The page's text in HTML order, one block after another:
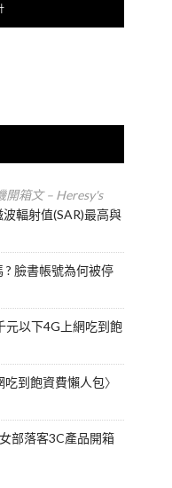
開箱文 – Heresy's
波輻射值(SAR)最高與
? 臉書帳號為何被停
元以下4G上網吃到飽
吃到飽資費懶人包〉
部落客3C產品開箱